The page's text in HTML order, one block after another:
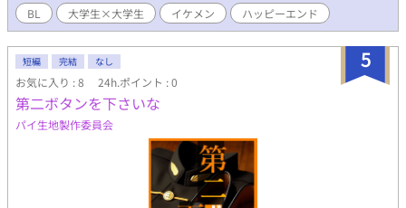
BL 大学生×大学生 イケメン ハッピーエンド
5
短編 完結 なし
お気に入り : 8 24h.ポイント : 0
第二ボタンを下さいな
パイ生地製作委員会